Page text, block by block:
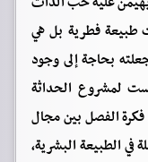
طبيعة فطرية بل هي
بحاجة إلى وجود
لمشروع الحداثة
فكرة الفصل بين مجال
في الطبيعة البشرية,